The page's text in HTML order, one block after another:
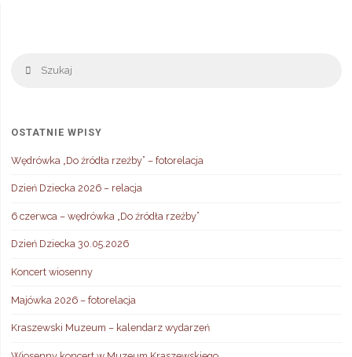
Szukaj
OSTATNIE WPISY
Wędrówka „Do źródła rzeźby” – fotorelacja
Dzień Dziecka 2026 – relacja
6 czerwca – wędrówka „Do źródła rzeźby”
Dzień Dziecka 30.05.2026
Koncert wiosenny
Majówka 2026 – fotorelacja
Kraszewski Muzeum – kalendarz wydarzeń